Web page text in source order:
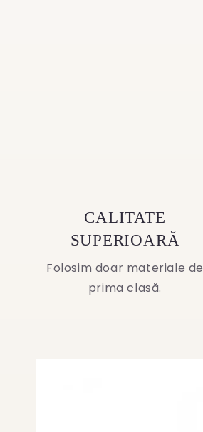
CALITATE
SUPERIOARĂ
Folosim doar materiale de
prima clasă.